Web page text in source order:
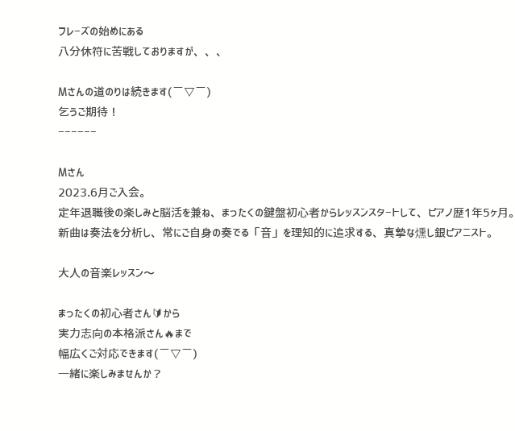
フレーズの始めにある
八分休符に苦戦しておりますが、、、
Mさんの道のりは続きます(￣▽￣)
乞うご期待！
ーーーーーー
Mさん
2023.6月ご入会。
定年退職後の楽しみと脳活を兼ね、まったくの鍵盤初心者からレッスンスタートして、ピアノ歴1年5ヶ月。
新曲は奏法を分析し、常にご自身の奏でる「音」を理知的に追求する、真摯な燻し銀ピアニスト。
大人の音楽レッスン〜
まったくの初心者さん🔰から
実力志向の本格派さん🔥まで
幅広くご対応できます(￣▽￣)
一緒に楽しみませんか？